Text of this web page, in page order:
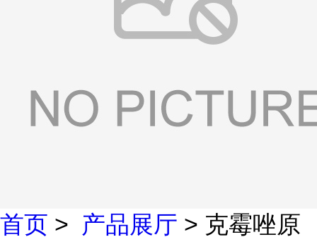
首页 > 产品展厅 > 克霉唑原